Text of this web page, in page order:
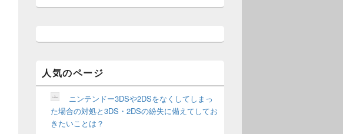
ー
ジ
ェ
人気のページ
ニンテンドー3DSや2DSをなくしてしまっ
た場合の対処と3DS・2DSの紛失に備えてしてお
きたいことは？